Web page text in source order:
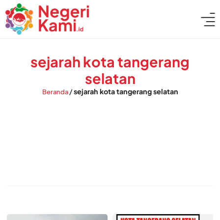
sejarah kota tangerang
selatan
Beranda/sejarah kota tangerang selatan